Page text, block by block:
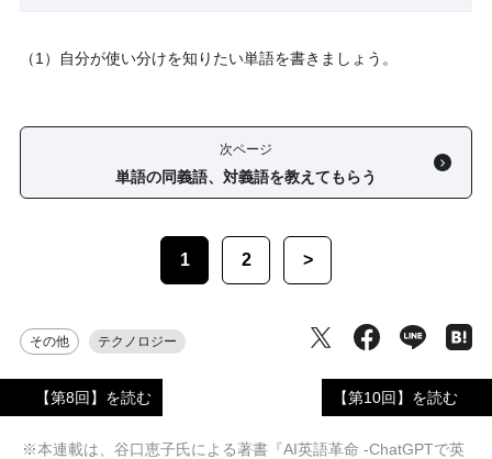
（1）自分が使い分けを知りたい単語を書きましょう。
次ページ
単語の同義語、対義語を教えてもらう
1 2 >
その他 テクノロジー
【第8回】を読む 【第10回】を読む
※本連載は、谷口恵子氏による著書『AI英語革命 -ChatGPTで英